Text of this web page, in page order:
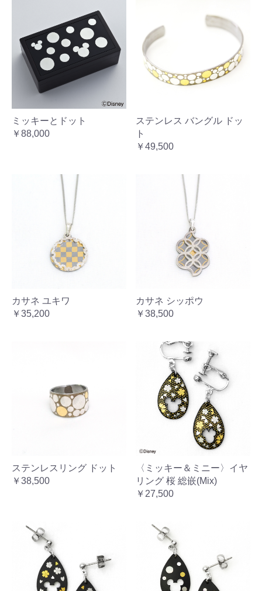
ミッキーとドット
￥88,000
ステンレス バングル ドッ
ト
￥49,500
カサネ ユキワ
￥35,200
カサネ シッポウ
￥38,500
ステンレスリング ドット
￥38,500
〈ミッキー＆ミニー〉イヤ
リング 桜 総嵌(Mix)
￥27,500